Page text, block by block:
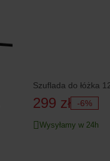
Szuflada do łóżka
299 zł -6%
Wysyłamy w 24h